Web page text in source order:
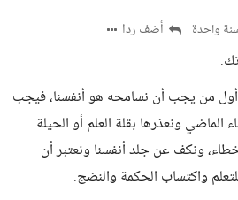
واحدة أضف ردا
من يجب أن نسامحه هو أنفسنا، فيجب
ونعذرها بقلة العلم أو الحيلة
ونكف عن جلد أنفسنا ونعتبر أن
واكتساب الحكمة والنضج.